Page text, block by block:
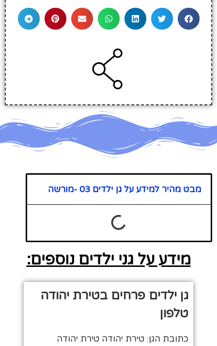
מבט מהיר למידע על גן ילדים 03 -מורשה
מידע על גני ילדים נוספים:
גן ילדים פרחים בטירת יהודה
טלפון
כתובת הגן: טירת יהודה טירת יהודה